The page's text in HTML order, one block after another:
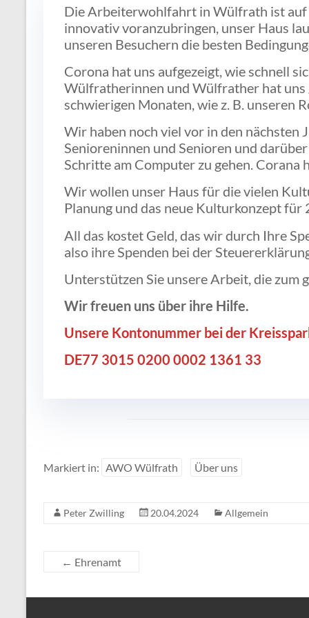
Die Arbeiterwohlfahrt in Wülfrath ist auf
innovativ voranzubringen, unser Haus
unseren Besuchern die besten
Corona hat uns aufgezeigt, wie schnell
Wülfratherinnen und Wülfrather hat uns
schwierigen Monaten, wie z. B. unseren
Wir haben noch viel vor in den
Senioreninnen und Senioren und
Schritte am Computer zu gehen.
Wir wollen unser Haus für die vielen
Planung und das neue Kulturkonzept
All das kostet Geld, das wir durch Ihre
also ihre Spenden bei der
Unterstützen Sie unsere Arbeit, die
Wir freuen uns über ihre Hilfe.
Unsere Kontonummer bei der
DE77 3015 0200 0002 1361 33
Markiert in: AWO Wülfrath Über uns
Peter Zwilling 20.04.2024 Allgemein
← Ehrenamt